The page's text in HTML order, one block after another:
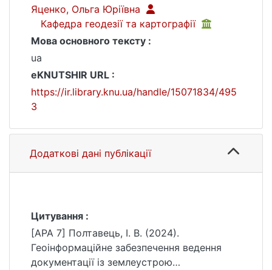
Яценко, Ольга Юріївна
Кафедра геодезії та картографії
Мова основного тексту :
ua
eKNUTSHIR URL :
https://ir.library.knu.ua/handle/15071834/495
3
Додаткові дані публікації
Цитування :
[APA 7] Полтавець, І. В. (2024).
Геоінформаційне забезпечення ведення
документації із землеустрою